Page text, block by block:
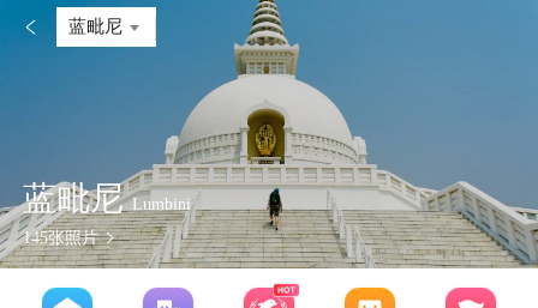
 蓝毗尼
蓝毗尼Lumbini
145张照片